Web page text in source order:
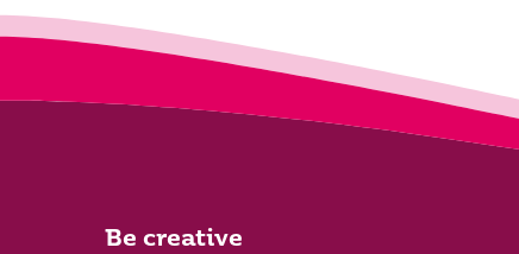
Be creative